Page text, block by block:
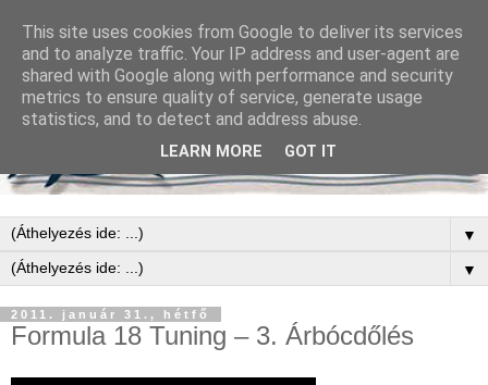
▼
▼
2011. január 31., hétfő
Formula 18 Tuning – 3. Árbócdőlés
This site uses cookies from Google to deliver its services
and to analyze traffic. Your IP address and user-agent are
shared with Google along with performance and security
metrics to ensure quality of service, generate usage
statistics, and to detect and address abuse.
LEARN MORE GOT IT